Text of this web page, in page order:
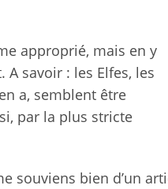
approprié, mais en y
savoir : les Elfes, les
a, semblent être
par la plus stricte
souviens bien d’un